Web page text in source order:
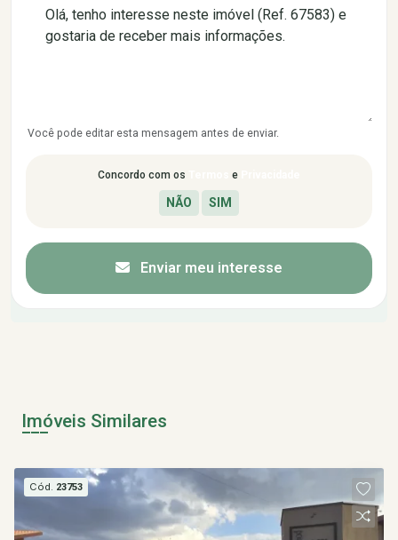
Você pode editar esta mensagem antes de enviar.
Concordo com os e
Enviar meu interesse
Imóveis Similares
Cód. 23753